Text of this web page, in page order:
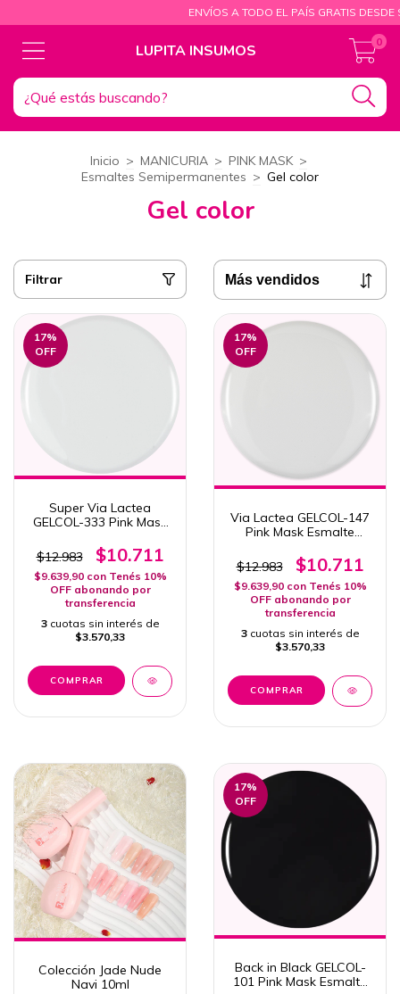
ENVÍOS A TODO EL PAÍS GRATIS DESDE $150.000 VENTA
LUPITA INSUMOS 0
Inicio > MANICURIA > PINK MASK >
Esmaltes Semipermanentes > Gel color
Gel color
Filtrar
17%
OFF
Super Via Lactea
GELCOL-333 Pink Mask
Semipermanente 15ml
$12.983 $10.711
$9.639,90 con Tenés 10%
OFF abonando por
transferencia
3 cuotas sin interés de
$3.570,33
17%
OFF
Via Lactea GELCOL-147
Pink Mask Esmalte
$12.983
$10.711
$9.639,90 con Tenés 10%
OFF abonando por
transferencia
3 cuotas sin interés de
$3.570,33
Colección Jade Nude
Navi 10ml
17%
OFF
Back in Black GELCOL-
101 Pink Mask Esmalte